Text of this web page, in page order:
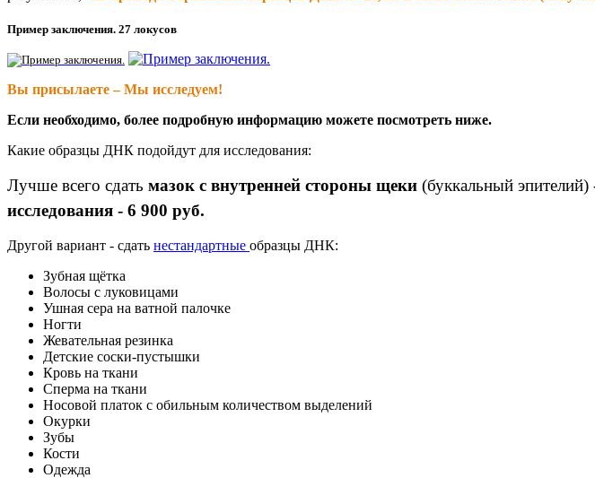
Пример заключения. 27 локусов
Вы присылаете – Мы исследуем!
Если необходимо, более подробную информацию можете посмотреть ниже.
Какие образцы ДНК подойдут для исследования:
Лучше всего сдать мазок с внутренней стороны щеки (буккальный
исследования - 6 900 руб.
Другой вариант - сдать нестандартные образцы ДНК:
Зубная щётка
Волосы с луковицами
Ушная сера на ватной палочке
Ногти
Жевательная резинка
Детские соски-пустышки
Кровь на ткани
Сперма на ткани
Носовой платок с обильным количеством выделений
Окурки
Зубы
Кости
Одежда